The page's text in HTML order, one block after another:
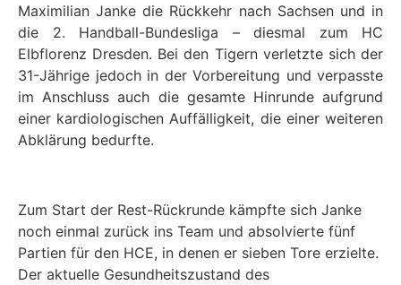
Maximilian Janke die Rückkehr nach Sachsen und in
die 2. Handball-Bundesliga – diesmal zum HC
Elbflorenz Dresden. Bei den Tigern verletzte sich der
31-Jährige jedoch in der Vorbereitung und verpasste
im Anschluss auch die gesamte Hinrunde aufgrund
einer kardiologischen Auffälligkeit, die einer weiteren
Abklärung bedurfte.
Zum Start der Rest-Rückrunde kämpfte sich Janke
noch einmal zurück ins Team und absolvierte fünf
Partien für den HCE, in denen er sieben Tore erzielte.
Der aktuelle Gesundheitszustand des